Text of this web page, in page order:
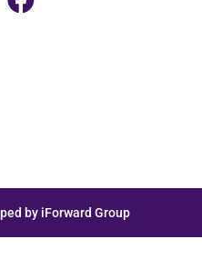
by iForward Group